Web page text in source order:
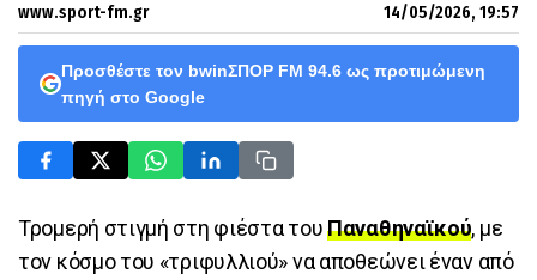
www.sport-fm.gr 14/05/2026, 19:57
Προσθέστε τον bwinΣΠΟΡ FM 94.6 ως προτιμώμενη
πηγή στο Google
Τρομερή στιγμή στη φιέστα τουΠαναθηναϊκού, με
τον κόσμο του «τριφυλλιού» να αποθεώνει έναν από